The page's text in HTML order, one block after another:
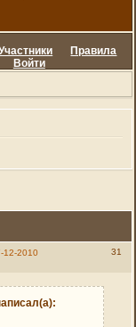
Правила
Войти
31
12-2010